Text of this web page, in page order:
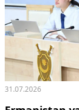
31.07.2026